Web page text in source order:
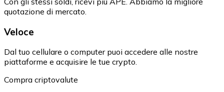
quotazione di mercato.
Veloce
Dal tuo cellulare o computer puoi accedere alle nostre
piattaforme e acquisire le tue crypto.
Compra criptovalute